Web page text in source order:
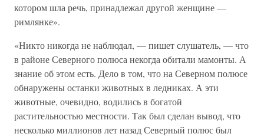
котором шла речь, принадлежал другой женщине —
римлянке».
«Никто никогда не наблюдал, — пишет слушатель, — что
в районе Северного полюса некогда обитали мамонты. А
знание об этом есть. Дело в том, что на Северном полюсе
обнаружены останки животных в ледниках. А эти
животные, очевидно, водились в богатой
растительностью местности. Так был сделан вывод, что
несколько миллионов лет назад Северный полюс был